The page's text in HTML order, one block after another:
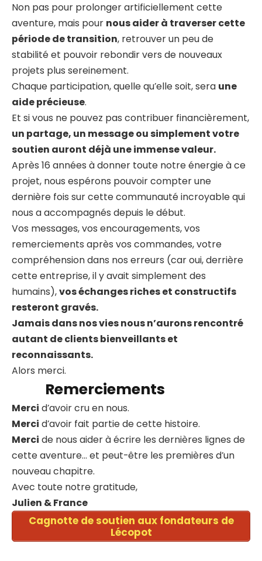
Non pas pour prolonger artificiellement cette
aventure, mais pour nous aider à traverser cette
période de transition, retrouver un peu de
stabilité et pouvoir rebondir vers de nouveaux
projets plus sereinement.
Chaque participation, quelle qu’elle soit, sera une
aide précieuse.
Et si vous ne pouvez pas contribuer financièrement,
un partage, un message ou simplement votre
soutien auront déjà une immense valeur.
Après 16 années à donner toute notre énergie à ce
projet, nous espérons pouvoir compter une
dernière fois sur cette communauté incroyable qui
nous a accompagnés depuis le début.
Vos messages, vos encouragements, vos
remerciements après vos commandes, votre
compréhension dans nos erreurs (car oui, derrière
cette entreprise, il y avait simplement des
humains),vos échanges riches et constructifs
resteront gravés.
Jamais dans nos vies nous n’aurons rencontré
autant de clients bienveillants et
reconnaissants.
Alors merci.
Remerciements
Merci d’avoir cru en nous.
Merci d’avoir fait partie de cette histoire.
Merci de nous aider à écrire les dernières lignes de
cette aventure… et peut-être les premières d’un
nouveau chapitre.
Avec toute notre gratitude,
Julien & France
Cagnotte de soutien aux fondateurs de
Lécopot